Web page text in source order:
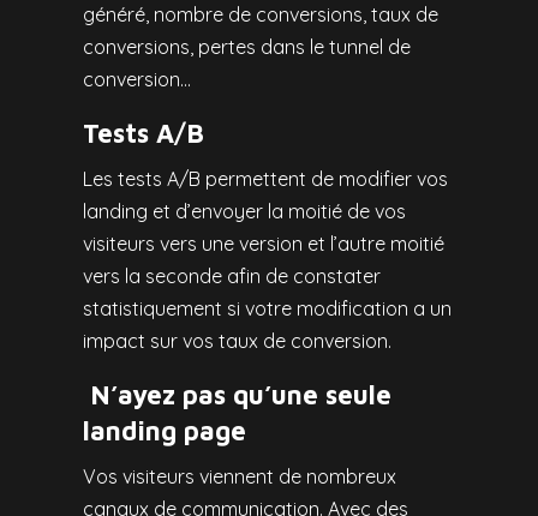
généré, nombre de conversions, taux de
conversions, pertes dans le tunnel de
conversion…
Tests A/B
Les tests A/B permettent de modifier vos
landing et d’envoyer la moitié de vos
visiteurs vers une version et l’autre moitié
vers la seconde afin de constater
statistiquement si votre modification a un
impact sur vos taux de conversion.
N’ayez pas qu’une seule
landing page
Vos visiteurs viennent de nombreux
canaux de communication. Avec des